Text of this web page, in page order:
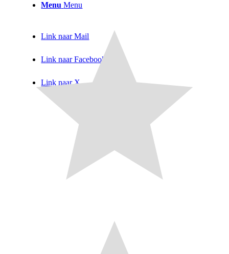
Menu Menu
Link naar Mail
Link naar Facebook
Link naar X